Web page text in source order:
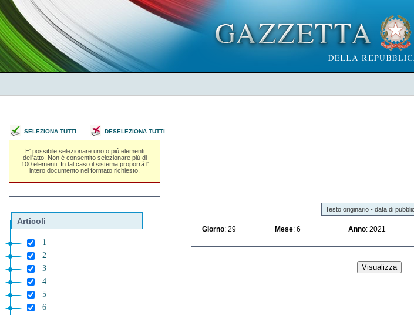
SELEZIONA TUTTI DESELEZIONA TUTTI
E' possibile selezionare uno o piú elementi
dell'atto. Non é consentito selezionare piú di
100 elementi. In tal caso il sistema proporrá l'
intero documento nel formato richiesto.
Articoli
1
2
3
4
5
6
Testo originario - data di
Giorno : 29 Mese : 6 Anno : 2021